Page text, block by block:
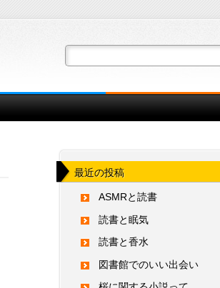
最近の投稿
ASMRと読書
読書と眠気
読書と香水
図書館でのいい出会い